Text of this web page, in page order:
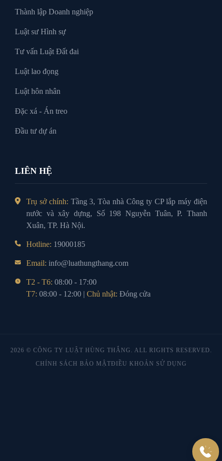
Thành lập Doanh nghiệp
Luật sư Hình sự
Tư vấn Luật Đất đai
Luật lao đọng
Luật hôn nhân
Đặc xá - Án treo
Đầu tư dự án
LIÊN HỆ
Trụ sở chính: Tầng 3, Tòa nhà Công ty CP lắp máy điện
nước và xây dựng, Số 198 Nguyễn Tuân, P. Thanh
Xuân, TP. Hà Nội.
Hotline: 19000185
Email: info@luathungthang.com
T2 - T6: 08:00 - 17:00
T7: 08:00 - 12:00 |Chủ nhật:Đóng cửa
CHÍNH SÁCH BẢO MẬTĐIỀU KHOẢN SỬ DỤNG
2026 © CÔNG TY LUẬT HÙNG THẮNG. ALL RIGHTS RESERVED.